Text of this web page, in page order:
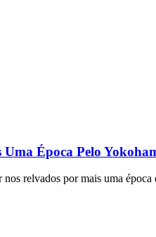
Época Pelo
relvados por mais uma